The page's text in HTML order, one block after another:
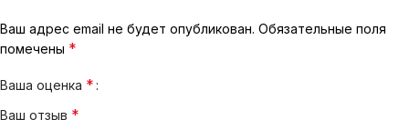
Ваш адрес email не будет опубликован. Обязательные поля
помечены *
Ваша оценка *
Ваш отзыв *